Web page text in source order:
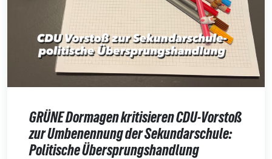
GRÜNE Dormagen kritisieren CDU-Vorstoß
zur Umbenennung der Sekundarschule:
Politische Übersprungshandlung